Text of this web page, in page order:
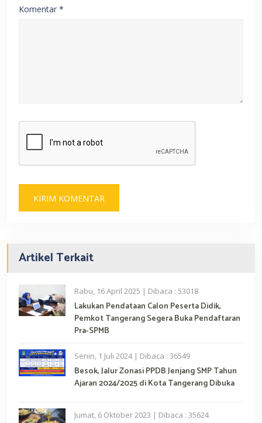
Komentar *
Artikel Terkait
Rabu, 16 April 2025 | Dibaca : 53018
Lakukan Pendataan Calon Peserta Didik,
Pemkot Tangerang Segera Buka Pendaftaran
Pra-SPMB
Senin, 1 Juli 2024 | Dibaca : 36549
Besok, Jalur Zonasi PPDB Jenjang SMP Tahun
Ajaran 2024/2025 di Kota Tangerang Dibuka
Jumat, 6 Oktober 2023 | Dibaca : 35624